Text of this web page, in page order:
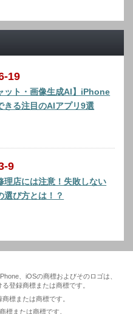
19
ット・画像生成AI】iPhone
きる注目のAIアプリ9選
9
理店には注意！失敗しない
選び方とは！？
、iOSの商標およびそのロゴは、
登録商標または商標です。
標または商標です。
標または商標です。